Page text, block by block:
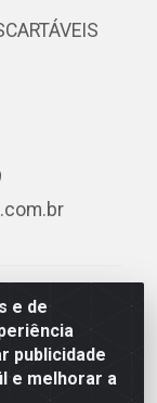
e de
publicidade
e melhorar a
- RODOVIA
Muribeca,
- CNPJ